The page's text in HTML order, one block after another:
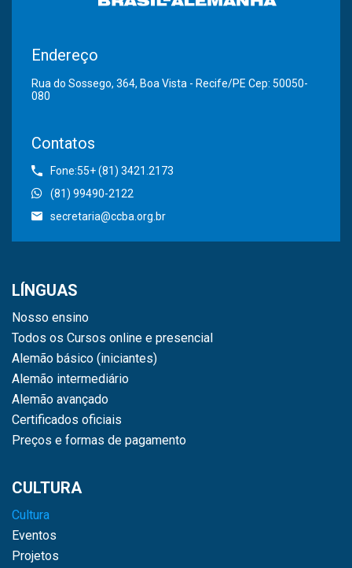
Endereço
Rua do Sossego, 364, Boa Vista - Recife/PE Cep: 50050-
080
Contatos
Fone:55+ (81) 3421.2173
(81) 99490-2122
secretaria@ccba.org.br
LÍNGUAS
Nosso ensino
Todos os Cursos online e presencial
Alemão básico (iniciantes)
Alemão intermediário
Alemão avançado
Certificados oficiais
Preços e formas de pagamento
CULTURA
Cultura
Eventos
Projetos